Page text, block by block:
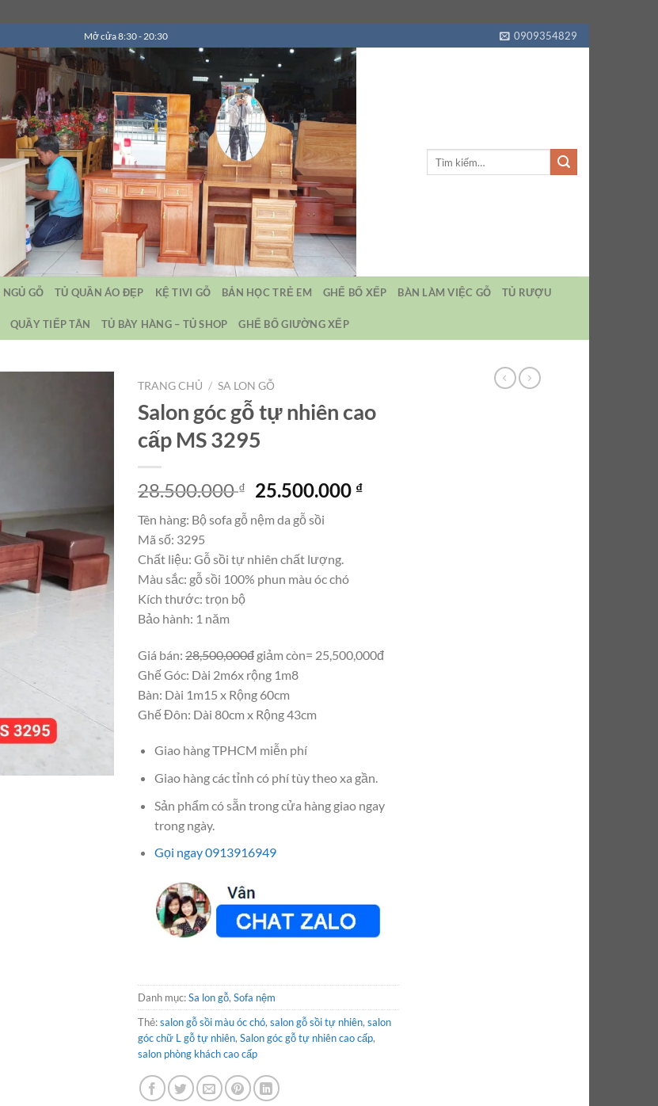
Mở cửa 8:30 - 20:30 0909354829
GỖ TỦ QUẦN ÁO ĐẸP KỆ TIVI GỖ BẢN HỌC TRẺ EM GHẾ BỐ XẾP BÀN LÀM VIỆC GỖ TỦ RƯỢU
QUẦY TIẾP TÂN TỦ BÀY HÀNG – TỦ SHOP GHẾ BỐ GIƯỜNG XẾP
TRANG CHỦ / SA LON GỖ
Salon góc gỗ tự nhiên cao
cấp MS 3295
28.500.000₫
Giá
là:
25.500.000 ₫Giá
Tên hàng: Bộ sofa gỗ nệm da gỗ sồi
Mã số: 3295
Chất liệu: Gỗ sồi tự nhiên chất lượng.
Màu sắc: gỗ sồi 100% phun màu óc chó
Kích thước: trọn bộ
Bảo hành: 1 năm
Giá bán: 28,500,000đ giảm còn= 25,500,000đ
Ghế Góc: Dài 2m6x rộng 1m8
Bàn: Dài 1m15 x Rộng 60cm
Ghế Đôn: Dài 80cm x Rộng 43cm
Giao hàng TPHCM miễn phí
Giao hàng các tỉnh có phí tùy theo xa gần.
Sản phẩm có sẵn trong cửa hàng giao ngay
trong ngày.
Gọi ngay 0913916949
Danh mục:Sa lon gỗ, Sofa nệm
Thẻ:salon gỗ sồi màu óc chó, salon gỗ sồi tự nhiên, salon
góc chữ L gỗ tự nhiên, Salon góc gỗ tự nhiên cao cấp,
salon phòng khách cao cấp